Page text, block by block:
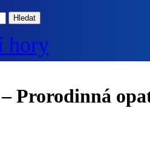
hory
Prorodinná